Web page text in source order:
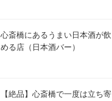
心斎橋にあるうまい日本酒が飲
める店（日本酒バー）
【絶品】心斎橋で一度は立ち寄